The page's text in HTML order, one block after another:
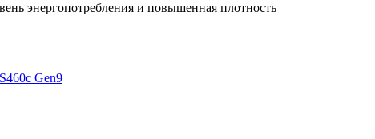
энергопотребления и повышенная плотность
Gen9